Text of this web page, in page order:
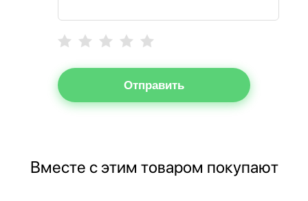
Отправить
Вместе с этим товаром покупают